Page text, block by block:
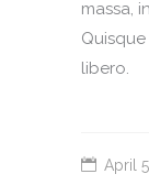
massa,
libero.
April